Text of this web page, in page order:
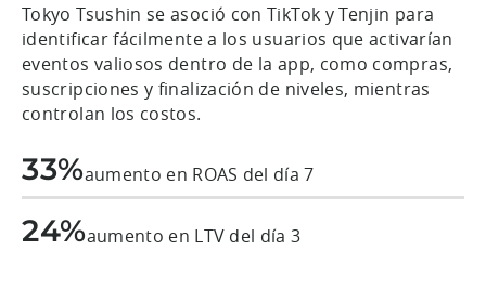
Tokyo Tsushin se asoció con TikTok y Tenjin para
identificar fácilmente a los usuarios que activarían
eventos valiosos dentro de la app, como compras,
suscripciones y finalización de niveles, mientras
controlan los costos.
33%aumento en ROAS del día 7
24%aumento en LTV del día 3